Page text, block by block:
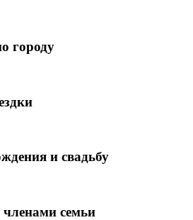
городу
и свадьбу
членами семьи